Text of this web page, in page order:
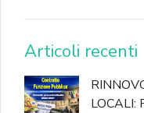
DONA
Articoli recenti
LOCALI: